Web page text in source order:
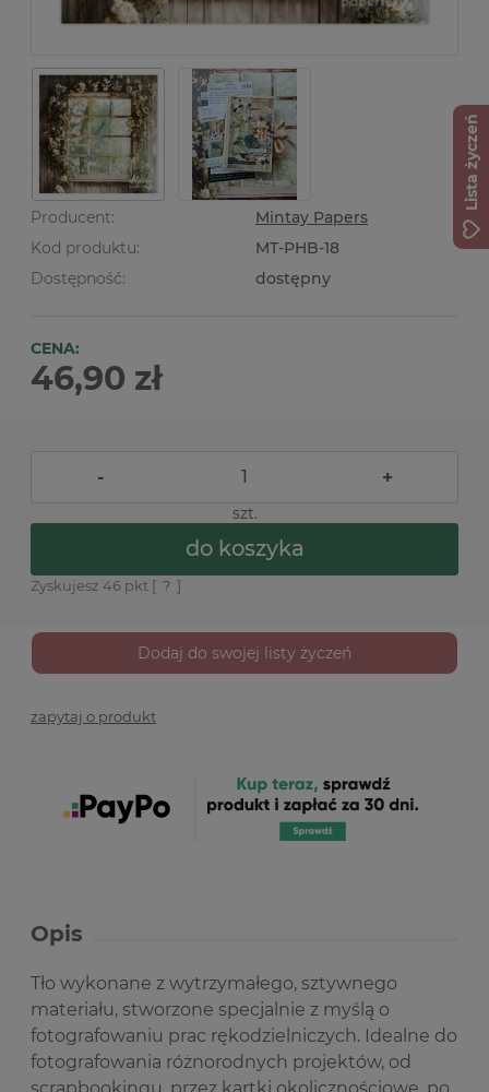
Producent:
Mintay Papers
Kod produktu:
MT-PHB-18
Dostępność:
dostępny
CENA:
46,90 zł
- +
szt.
do koszyka
Zyskujesz 46 pkt [ ? ]
Dodaj do swojej listy życzeń
zapytaj o produkt
Opis
Tło wykonane z wytrzymałego, sztywnego
materiału, stworzone specjalnie z myślą o
fotografowaniu prac rękodzielniczych. Idealne do
fotografowania różnorodnych projektów, od
scrapbookingu, przez kartki okolicznościowe, po
Lista życzeń